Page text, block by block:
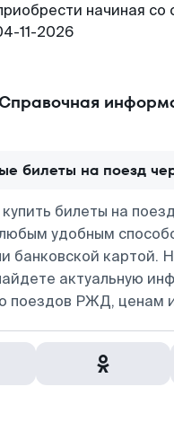
начиная
11-2026
билеты на поезд
билеты на
удобным
банковской картой.
актуальную
поездов РЖД, ценам